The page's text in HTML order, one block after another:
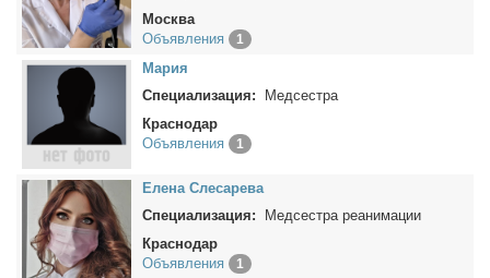
Москва
Объявления
1
Ма­рия
Специализация: Медсестра
Краснодар
Объявления
1
Еле­на Сле­са­ре­ва
Специализация: Медсестра реанимации
Краснодар
Объявления
1